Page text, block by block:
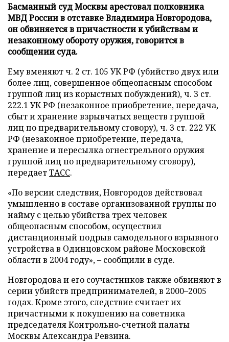
Басманный суд Москвы арестовал полковника
МВД России в отставке Владимира Новгородова,
он обвиняется в причастности к убийствам и
незаконному обороту оружия, говорится в
сообщении суда.
Ему вменяют ч. 2 ст. 105 УК РФ (убийство двух или
более лиц, совершенное общеопасным способом
группой лиц из корыстных побуждений), ч. 3 ст.
222.1 УК РФ (незаконное приобретение, передача,
сбыт и хранение взрывчатых веществ группой
лиц по предварительному сговору), ч. 3 ст. 222 УК
РФ (незаконное приобретение, передача,
хранение и пересылка огнестрельного оружия
группой лиц по предварительному сговору),
передаетТАСС.
«По версии следствия, Новгородов действовал
умышленно в составе организованной группы по
найму с целью убийства трех человек
общеопасным способом, осуществил
дистанционный подрыв самодельного взрывного
устройства в Одинцовском районе Московской
области в 2004 году», – сообщили в суде.
Новгородова и его соучастников также обвиняют в
серии убийств предпринимателей, в 2000–2005
годах. Кроме этого, следствие считает их
причастными к покушению на советника
председателя Контрольно-счетной палаты
Москвы Александра Ревзина.